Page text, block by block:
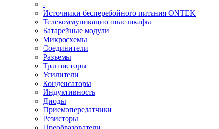
-
Источники бесперебойного питания ONTEK
Телекоммуникационные шкафы
Батарейные модули
Микросхемы
Соединители
Разъемы
Транзисторы
Усилители
Конденсаторы
Индуктивность
Диоды
Приемопередатчики
Резисторы